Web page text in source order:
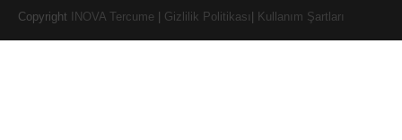
Copyright INOVA Tercume Gizlilik Politikası Kullanım Şartları